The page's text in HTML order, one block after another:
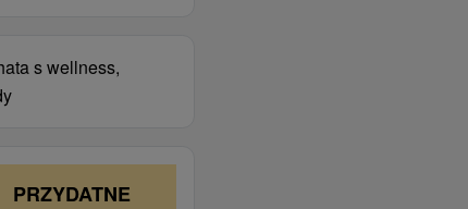
s wellness,
PRZYDATNE